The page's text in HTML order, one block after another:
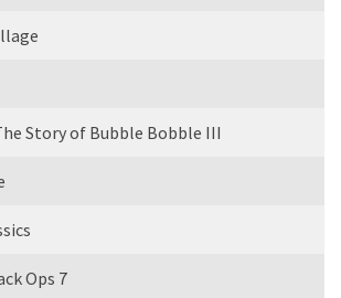
Story of Bubble Bobble III
Ops 7